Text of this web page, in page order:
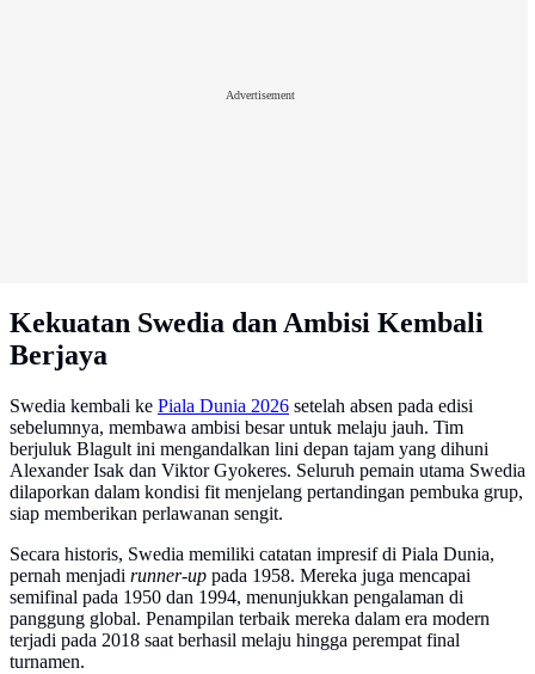
Advertisement
Kekuatan Swedia dan Ambisi Kembali
Berjaya
Swedia kembali ke Piala Dunia 2026 setelah absen pada edisi
sebelumnya, membawa ambisi besar untuk melaju jauh. Tim
berjuluk Blagult ini mengandalkan lini depan tajam yang dihuni
Alexander Isak dan Viktor Gyokeres. Seluruh pemain utama Swedia
dilaporkan dalam kondisi fit menjelang pertandingan pembuka grup,
siap memberikan perlawanan sengit.
Secara historis, Swedia memiliki catatan impresif di Piala Dunia,
pernah menjadi runner-up pada 1958. Mereka juga mencapai
semifinal pada 1950 dan 1994, menunjukkan pengalaman di
panggung global. Penampilan terbaik mereka dalam era modern
terjadi pada 2018 saat berhasil melaju hingga perempat final
turnamen.